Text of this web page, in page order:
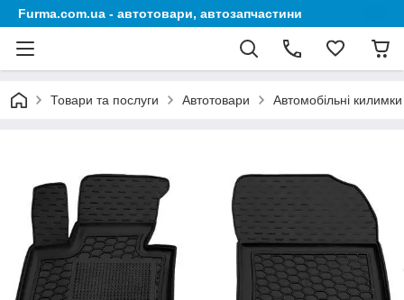
Furma.com.ua - автотовари, автозапчастини
Товари та послуги Автотовари Автомобільні килимки